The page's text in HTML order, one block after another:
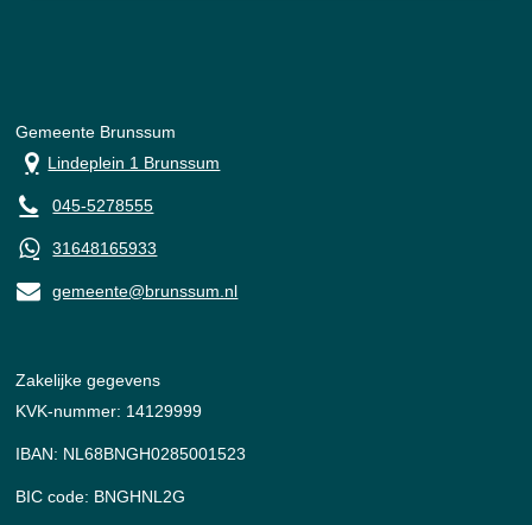
Gemeente Brunssum
Lindeplein 1 Brunssum
045-5278555
31648165933
gemeente@brunssum.nl
Zakelijke gegevens
KVK-nummer: 14129999
IBAN: NL68BNGH0285001523
BIC code: BNGHNL2G